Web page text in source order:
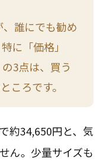
誰にでも勧め
に「価格」
3点は、買う
ころです。
約34,650円と、気
ん。少量サイズも